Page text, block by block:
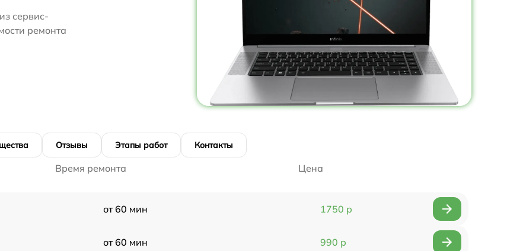
сервис-
ремонта
Отзывы Этапы работ Контакты
Время ремонта Цена
от 60 мин 1750 р
от 60 мин 990 р